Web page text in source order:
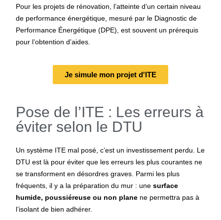
Pour les projets de rénovation, l’atteinte d’un certain niveau
de performance énergétique, mesuré par le Diagnostic de
Performance Énergétique (DPE), est souvent un prérequis
pour l’obtention d’aides.
Je simule mon projet d'ITE
Pose de l’ITE : Les erreurs à
éviter selon le DTU
Un système ITE mal posé, c’est un investissement perdu. Le
DTU est là pour éviter que les erreurs les plus courantes ne
se transforment en désordres graves. Parmi les plus
fréquents, il y a la préparation du mur : unesurface
humide, poussiéreuse ou non plane ne permettra pas à
l’isolant de bien adhérer.